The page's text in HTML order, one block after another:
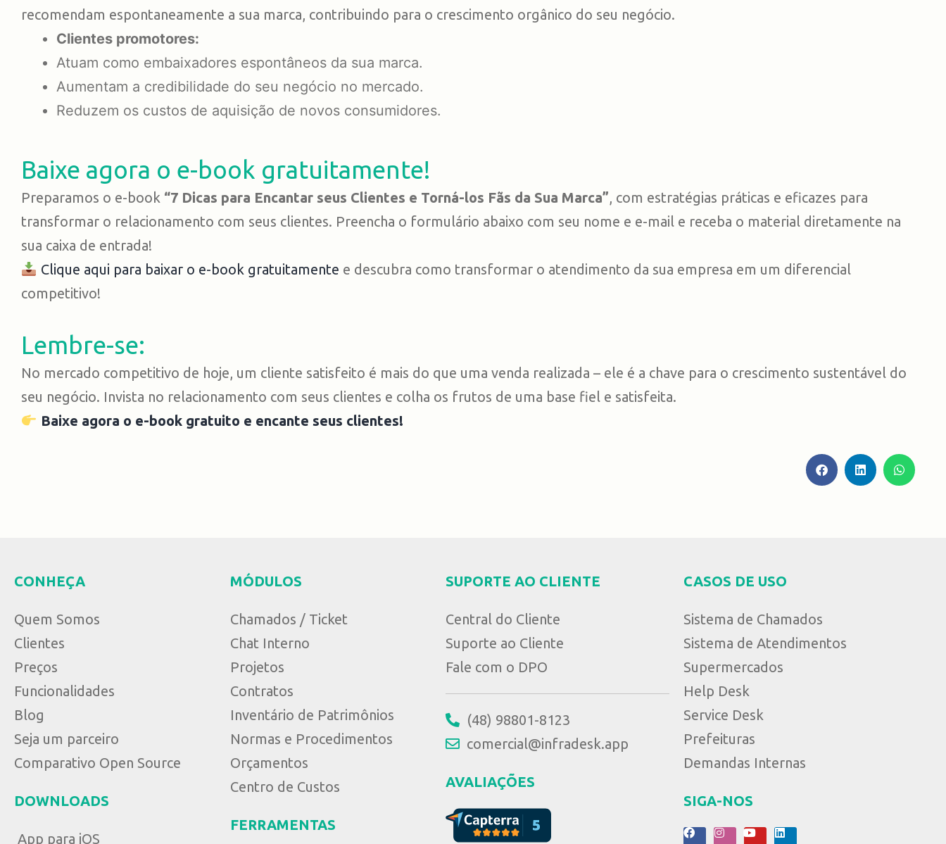
recomendam espontaneamente a sua marca, contribuindo para o crescimento orgânico do seu negócio.
Clientes promotores:
Atuam como embaixadores espontâneos da sua marca.
Aumentam a credibilidade do seu negócio no mercado.
Reduzem os custos de aquisição de novos consumidores.
Baixe agora o e-book gratuitamente!
Preparamos o e-book “7 Dicas para Encantar seus Clientes e Torná-los Fãs da Sua Marca”, com estratégias práticas e eficazes para
transformar o relacionamento com seus clientes. Preencha o formulário abaixo com seu nome e e-mail e receba o material diretamente na
sua caixa de entrada!
Clique aqui para baixar o e-book gratuitamente e descubra como transformar o atendimento da sua empresa em um diferencial
competitivo!
Lembre-se:
No mercado competitivo de hoje, um cliente satisfeito é mais do que uma venda realizada – ele é a chave para o crescimento sustentável do
seu negócio. Invista no relacionamento com seus clientes e colha os frutos de uma base fiel e satisfeita.
Baixe agora o e-book gratuito e encante seus clientes!
CONHEÇA
Quem Somos
Clientes
Preços
Funcionalidades
Blog
Seja um parceiro
Comparativo Open Source
DOWNLOADS
App para iOS
MÓDULOS
Chamados / Ticket
Chat Interno
Projetos
Contratos
Inventário de Patrimônios
Normas e Procedimentos
Orçamentos
Centro de Custos
FERRAMENTAS
SUPORTE AO CLIENTE
Central do Cliente
Suporte ao Cliente
Fale com o DPO
(48) 98801-8123
comercial@infradesk.app
AVALIAÇÕES
CASOS DE USO
Sistema de Chamados
Sistema de Atendimentos
Supermercados
Help Desk
Service Desk
Prefeituras
Demandas Internas
SIGA-NOS